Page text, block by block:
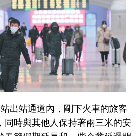
站通道內，剛下火車的旅客
同時與其他人保持著兩三米的安